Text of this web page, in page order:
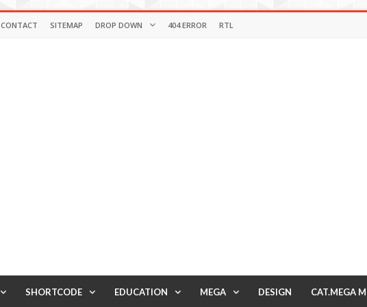
CONTACT SITEMAP DROP DOWN 404 ERROR RTL
SHORTCODE EDUCATION MEGA DESIGN CAT.MEGA